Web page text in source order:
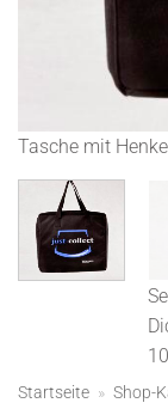
Tasche mit
Startseite » Shop-